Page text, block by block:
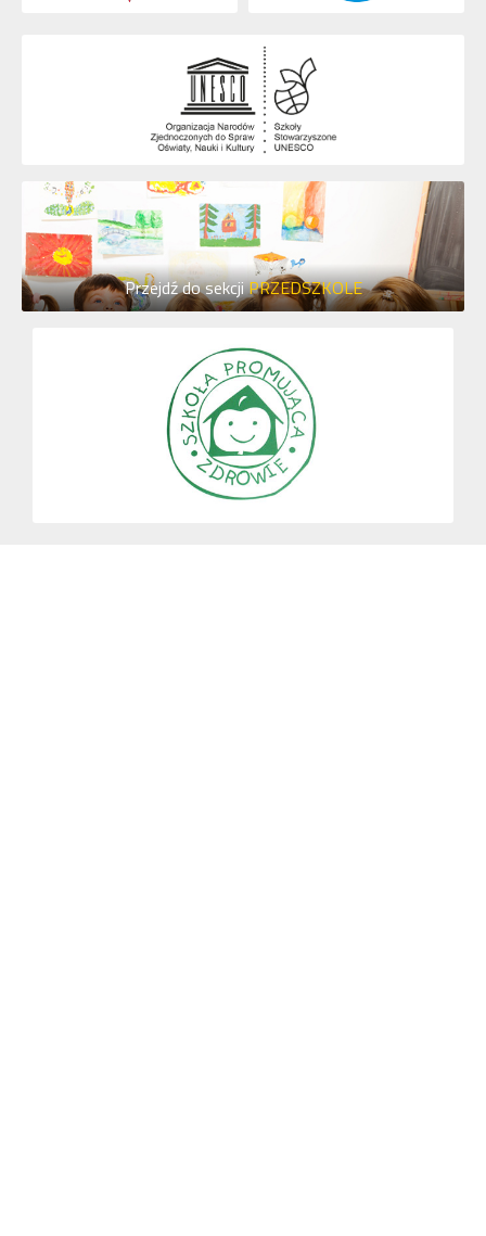
Przejdź do sekcjiPRZEDSZKOLE